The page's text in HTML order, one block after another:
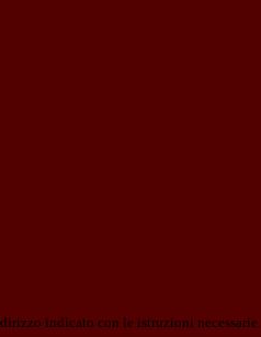
indicato con le istruzioni necessarie.